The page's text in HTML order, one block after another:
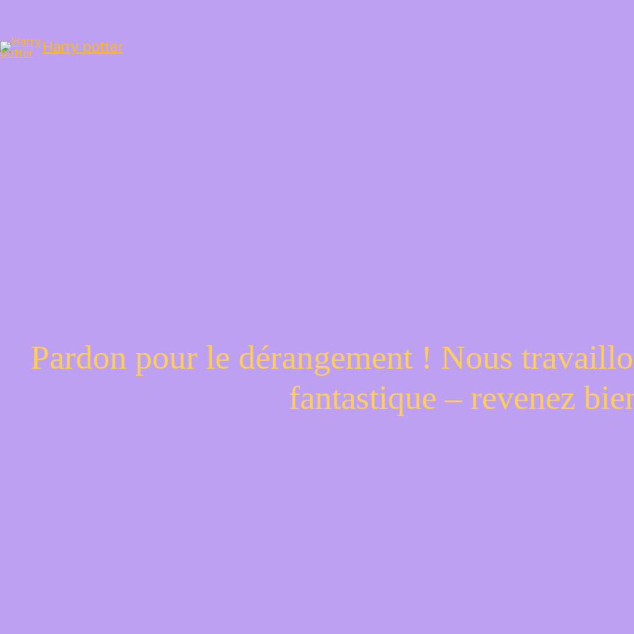
Harry potter
Pardon pour le dérangement ! Nous
fantastique – revenez